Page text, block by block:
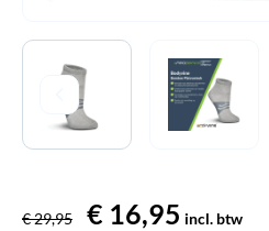
€29,95
Oorspronkelijke
€ 16,95 Huidige
incl. btw